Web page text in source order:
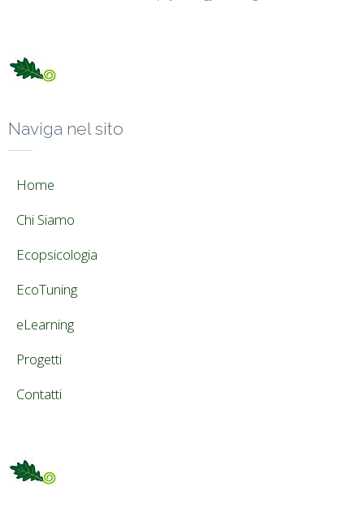
Naviga nel sito
Home
Chi Siamo
Ecopsicologia
EcoTuning
eLearning
Progetti
Contatti